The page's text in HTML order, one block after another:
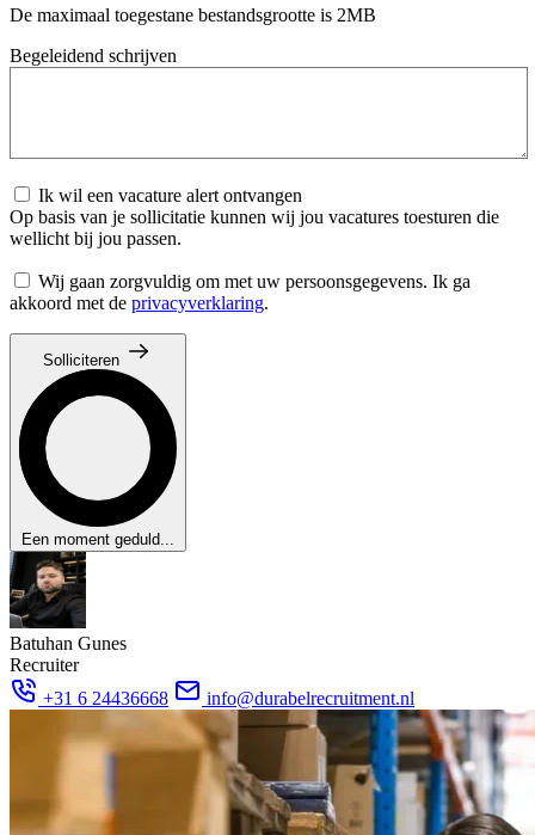
De maximaal toegestane bestandsgrootte is 2MB
Begeleidend schrijven
Ik wil een vacature alert ontvangen
Op basis van je sollicitatie kunnen wij jou vacatures toesturen die
wellicht bij jou passen.
Wij gaan zorgvuldig om met uw persoonsgegevens. Ik ga
akkoord met de privacyverklaring.
Solliciteren
Een moment geduld...
Batuhan Gunes
Recruiter
+31 6 24436668
info@durabelrecruitment.nl